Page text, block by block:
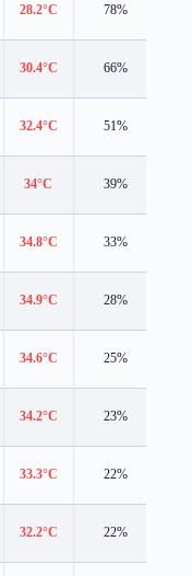
28.2°C 78%
30.4°C 66%
32.4°C 51%
34°C 39%
34.8°C 33%
34.9°C 28%
34.6°C 25%
34.2°C 23%
33.3°C 22%
32.2°C 22%